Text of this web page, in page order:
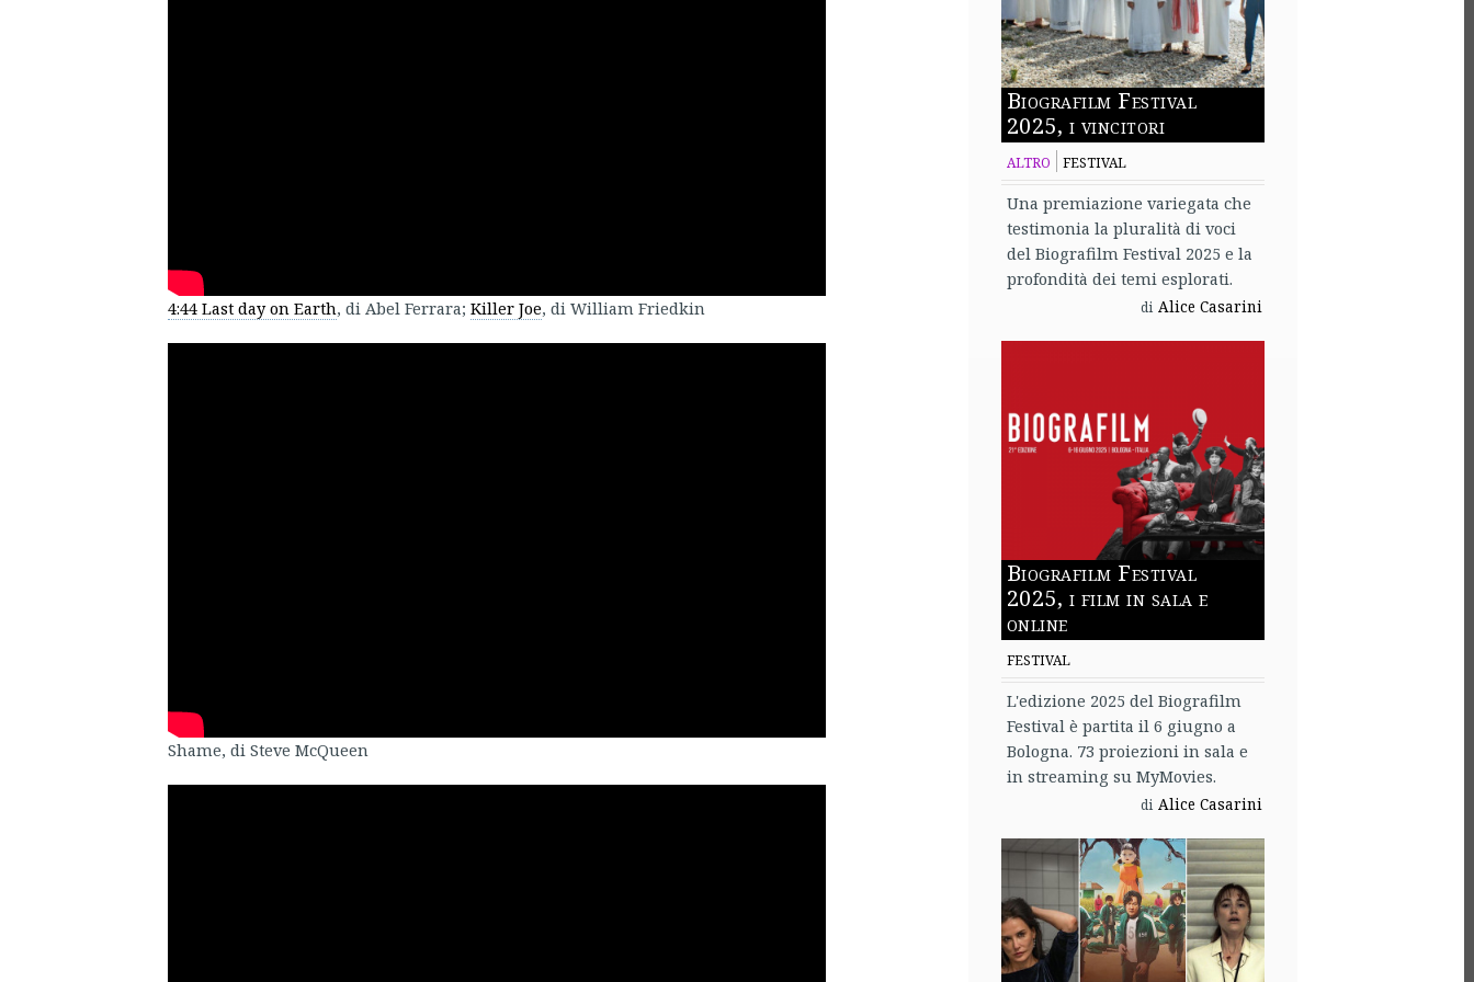
4:44 Last day on Earth, di Abel Ferrara; Killer Joe, di William Friedkin
Shame, di Steve McQueen
Biografilm Festival
2025, i vincitori
ALTRO FESTIVAL
Una premiazione variegata che
testimonia la pluralità di voci
del Biografilm Festival 2025 e la
profondità dei temi esplorati.
di Alice Casarini
Biografilm Festival
2025, i film in sala e
online
FESTIVAL
L'edizione 2025 del Biografilm
Festival è partita il 6 giugno a
Bologna. 73 proiezioni in sala e
in streaming su MyMovies.
di Alice Casarini